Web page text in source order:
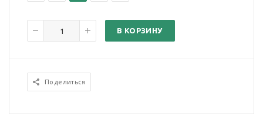
В КОРЗИНУ
Поделиться